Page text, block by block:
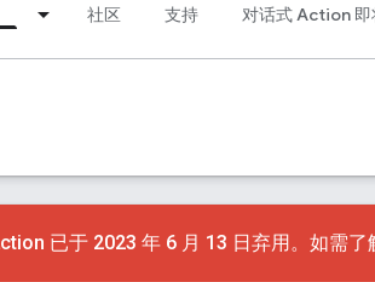
社区 支持 对话式 Action 即
已于 2023 年 6 月 13 日弃用。如需了